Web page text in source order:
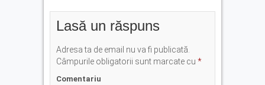
Lasă un răspuns
Adresa ta de email nu va fi publicată.
Câmpurile obligatorii sunt marcate cu *
Comentariu